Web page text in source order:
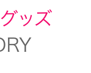
ッズ